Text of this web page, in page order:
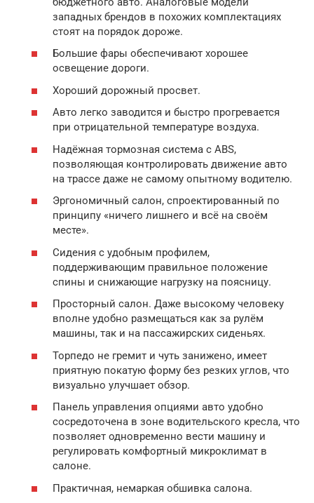
западных брендов в похожих комплектациях
стоят на порядок дороже.
Большие фары обеспечивают хорошее
освещение дороги.
Хороший дорожный просвет.
Авто легко заводится и быстро прогревается
при отрицательной температуре воздуха.
Надёжная тормозная система с ABS,
позволяющая контролировать движение авто
на трассе даже не самому опытному водителю.
Эргономичный салон, спроектированный по
принципу «ничего лишнего и всё на своём
месте».
Сидения с удобным профилем,
поддерживающим правильное положение
спины и снижающие нагрузку на поясницу.
Просторный салон. Даже высокому человеку
вполне удобно размещаться как за рулём
машины, так и на пассажирских сиденьях.
Торпедо не гремит и чуть занижено, имеет
приятную покатую форму без резких углов, что
визуально улучшает обзор.
Панель управления опциями авто удобно
сосредоточена в зоне водительского кресла, что
позволяет одновременно вести машину и
регулировать комфортный микроклимат в
салоне.
Практичная, немаркая обшивка салона.